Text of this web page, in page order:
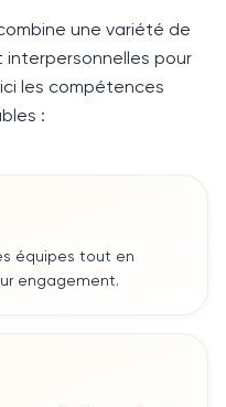
une variété de
pour
les compétences
:
équipes tout en
engagement.